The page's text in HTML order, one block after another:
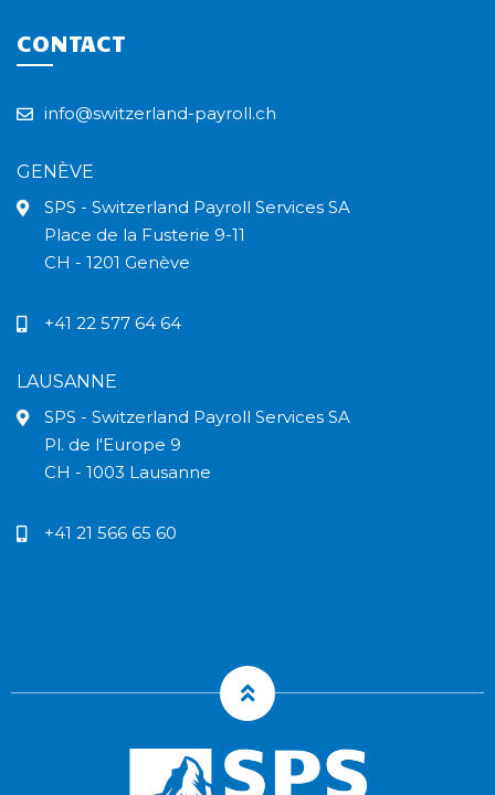
CONTACT
info@switzerland-payroll.ch
GENÈVE
SPS - Switzerland Payroll Services SA
Place de la Fusterie 9-11
CH - 1201 Genève
+41 22 577 64 64
LAUSANNE
SPS - Switzerland Payroll Services SA
Pl. de l'Europe 9
CH - 1003 Lausanne
+41 21 566 65 60